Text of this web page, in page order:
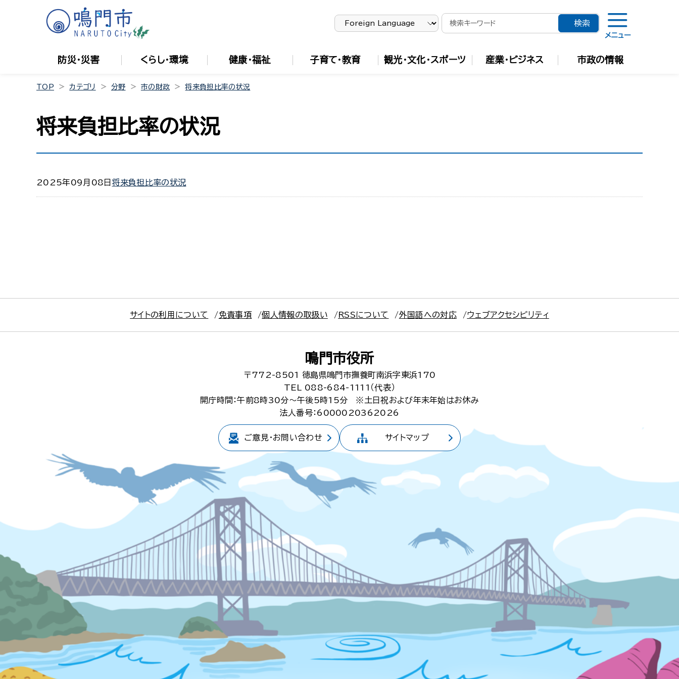
メニュー
防災・災害 くらし・環境 健康・福祉 子育て・教育 観光・文化・スポーツ 産業・ビジネス 市政の情報
TOP カテゴリ 分野 市の財政 将来負担比率の状況
将来負担比率の状況
2025年09月08日 将来負担比率の状況
サイトの利用について 免責事項 個人情報の取扱い RSSについて 外国語への対応 ウェブアクセシビリティ
鳴門市役所
〒772-8501
徳島県鳴門市撫養町南浜字東浜170
TEL 088-684-1111（代表）
開庁時間：午前8時30分～午後5時15分
※土日祝および年末年始はお休み
法人番号：6000020362026
ご意見・お問い合わせ サイトマップ